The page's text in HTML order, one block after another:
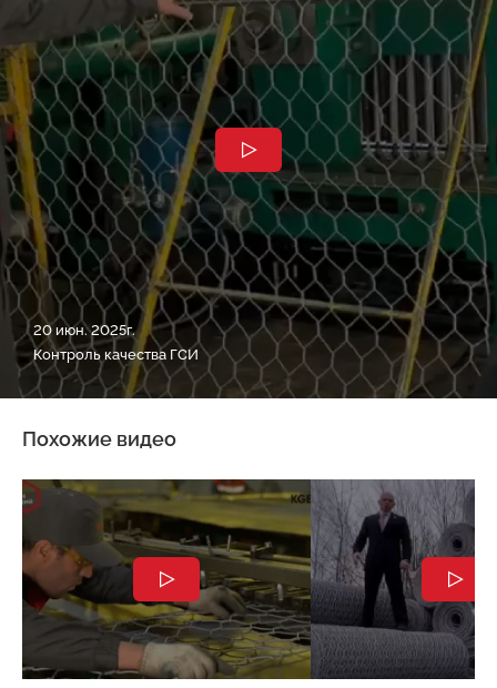
20 июн. 2025г.
Контроль качества ГСИ
Похожие видео